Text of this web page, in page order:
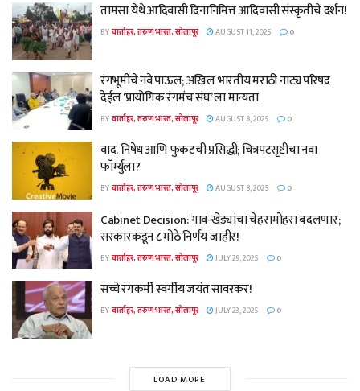
तामसा येथे आदिवासी दिनानिमित्त आदिवासी संस्कृतीचे दर्शन!
BYवार्ताहर, तरुण भारत, सोलापूर AUGUST 11, 2025 0
रंगभूमीचे नवे पाऊल; अखिल भारतीय मराठी नाट्य परिषद
देईल ‘प्रायोगिक रंगमंच संघ’ ला मान्यता
BYवार्ताहर, तरुण भारत, सोलापूर AUGUST 8, 2025 0
वाद, निषेध आणि फुकटची प्रसिद्धी; चित्रपटसृष्टीचा नवा
फॉर्म्युला?
BYवार्ताहर, तरुण भारत, सोलापूर AUGUST 8, 2025 0
Cabinet Decision: गाव-खेड्यांचा चेहरामोहरा बदलणार;
सरकारकडून ८ मोठे निर्णय जाहीर!
BYवार्ताहर, तरुण भारत, सोलापूर JULY 29, 2025 0
सच्चे रंगकर्मी स्वर्गीय जयंत सावरकर!
BYवार्ताहर, तरुण भारत, सोलापूर JULY 23, 2025 0
LOAD MORE